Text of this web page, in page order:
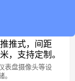
D1150-11）
推式，间距
，支持定制。
表盘摄像头等设